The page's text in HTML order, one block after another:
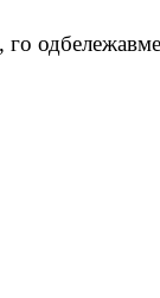
го